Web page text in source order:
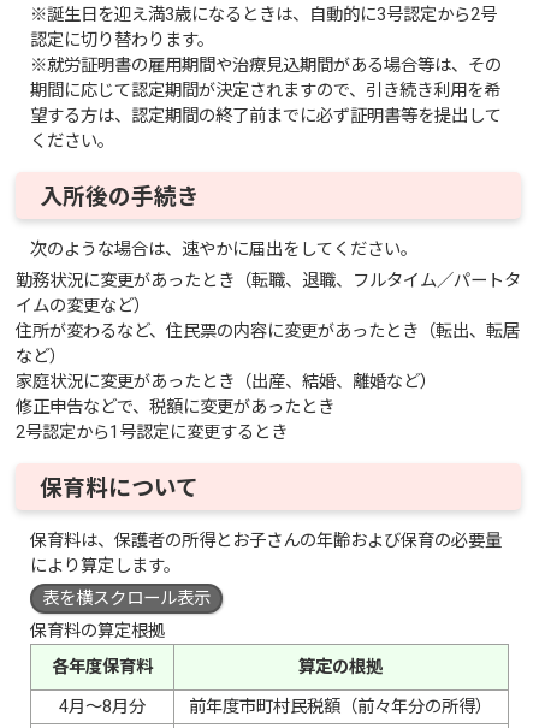
※誕生日を迎え満3歳になるときは、自動的に3号認定から2号
認定に切り替わります。
※就労証明書の雇用期間や治療見込期間がある場合等は、その
期間に応じて認定期間が決定されますので、引き続き利用を希
望する方は、認定期間の終了前までに必ず証明書等を提出して
ください。
入所後の手続き
次のような場合は、速やかに届出をしてください。
勤務状況に変更があったとき（転職、退職、フルタイム／パートタ
イムの変更など）
住所が変わるなど、住民票の内容に変更があったとき（転出、転居
など）
家庭状況に変更があったとき（出産、結婚、離婚など）
修正申告などで、税額に変更があったとき
2号認定から1号認定に変更するとき
保育料について
保育料は、保護者の所得とお子さんの年齢および保育の必要量
により算定します。
表を横スクロール表示
保育料の算定根拠
各年度保育料
算定の根拠
4月～8月分
前年度市町村民税額（前々年分の所得）